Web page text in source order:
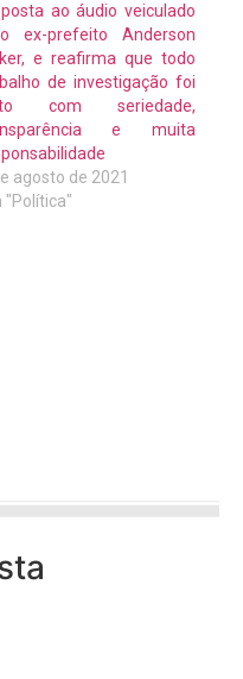
ao áudio veiculado
ex-prefeito Anderson
e reafirma que todo
de investigação foi
com seriedade,
e muita
agosto de 2021
"Política"